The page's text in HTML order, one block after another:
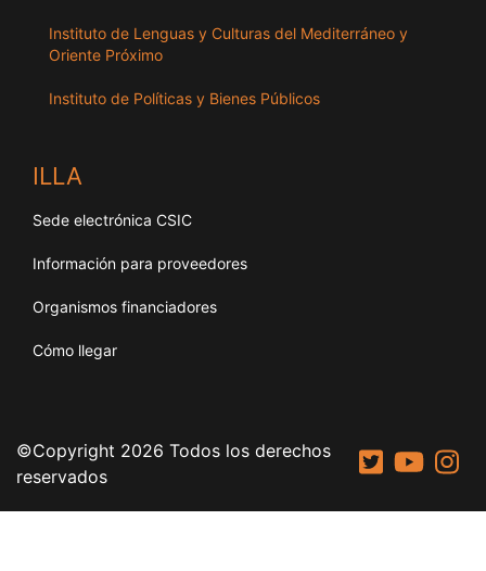
Instituto de Lenguas y Culturas del Mediterráneo y
Oriente Próximo
Instituto de Políticas y Bienes Públicos
ILLA
Sede electrónica CSIC
Información para proveedores
Organismos financiadores
Cómo llegar
©Copyright 2026 Todos los derechos
reservados